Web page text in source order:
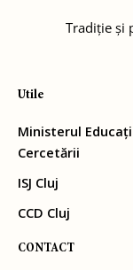
Tradiție și
Utile
Ministerul
Cercetării
ISJ Cluj
CCD Cluj
CONTACT